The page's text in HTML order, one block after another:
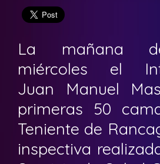
La mañana
miércoles el
Juan Manuel
primeras 50
Teniente de
inspectiva